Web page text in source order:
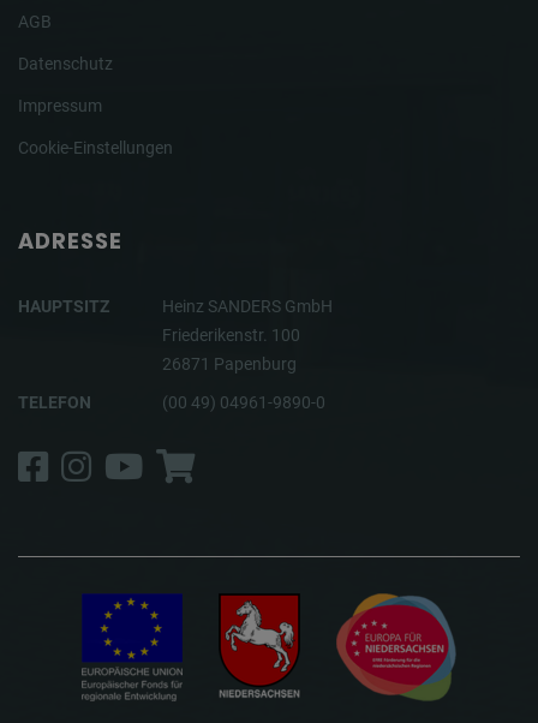
AGB
Datenschutz
Impressum
Cookie-Einstellungen
ADRESSE
HAUPTSITZ
Heinz SANDERS GmbH
Friederikenstr. 100
26871 Papenburg
TELEFON
(00 49) 04961-9890-0
Facebook
Instagram
YouTube
Shop